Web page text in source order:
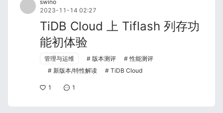
swino
2023-11-14 02:27
TiDB Cloud 上 Tiflash 列存功
能初体验
管理与运维 版本测评
性能测评
新版本/特性解读
TiDB Cloud
1 1